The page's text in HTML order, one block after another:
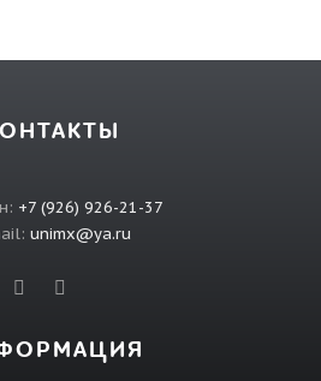
+7 (926) 926-21-37
unimx@ya.ru